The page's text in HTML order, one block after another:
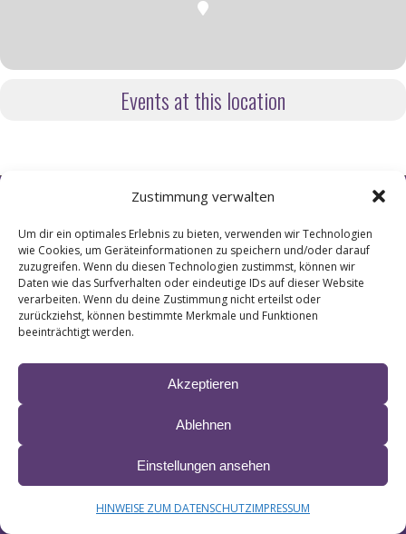
Zustimmung verwalten
Um dir ein optimales Erlebnis zu bieten, verwenden wir Technologien
wie Cookies, um Geräteinformationen zu speichern und/oder darauf
zuzugreifen. Wenn du diesen Technologien zustimmst, können wir
Daten wie das Surfverhalten oder eindeutige IDs auf dieser Website
verarbeiten. Wenn du deine Zustimmung nicht erteilst oder
zurückziehst, können bestimmte Merkmale und Funktionen
beeinträchtigt werden.
Akzeptieren
Ablehnen
Einstellungen ansehen
HINWEISE ZUM DATENSCHUTZIMPRESSUM
Events at this location
© 2024 LIANE ∙ site bykrobbdesign&Manfred Esser
BARRIEREFREIHEITSERKLÄRUNG